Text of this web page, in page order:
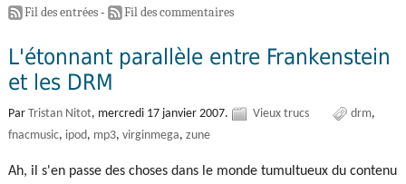
Fil des entrées- Fil des commentaires
L'étonnant parallèle entre Frankenstein
et les DRM
Par Tristan Nitot, mercredi 17 janvier 2007. Vieux trucs
drm
fnacmusic ipod mp3 virginmega zune
Ah, il s'en passe des choses dans le monde tumultueux du contenu